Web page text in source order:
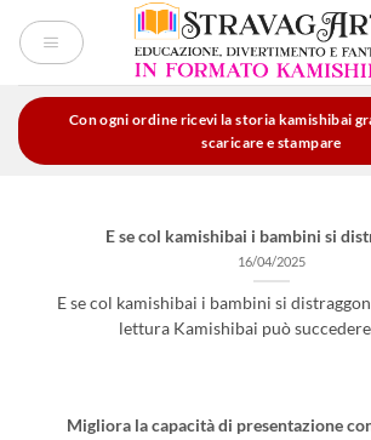
Con ogni ordine ricevi la storia kamishibai
scaricare e stampare
E se col kamishibai i bambini si
16/04/2025
E se col kamishibai i bambini si
lettura Kamishibai può succedere
Migliora la capacità di presentazione